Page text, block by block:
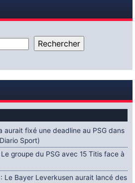
aurait fixé une deadline au PSG dans
Sport)
groupe du PSG avec 15 Titis face à
Le Bayer Leverkusen aurait lancé des